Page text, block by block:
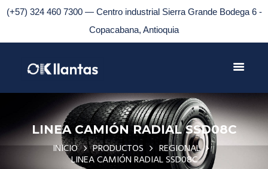
(+57) 324 460 7300 — Centro industrial Sierra Grande Bodega 6 -
Copacabana, Antioquia
LINEA CAMIÓN RADIAL SSD08C
INICIO PRODUCTOS REGIONAL
LINEA CAMIÓN RADIAL SSD08C